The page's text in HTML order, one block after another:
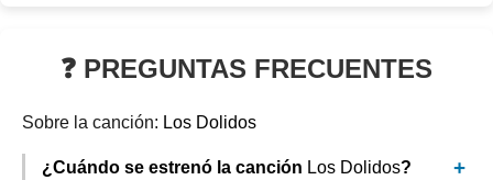
❓ PREGUNTAS FRECUENTES
Sobre la canción: Los Dolidos
¿Cuándo se estrenó la canción Los Dolidos?